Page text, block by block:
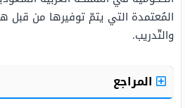
المُعتمدة التي يتمّ توفيرها من قبل
والتّدريب.
المراجع